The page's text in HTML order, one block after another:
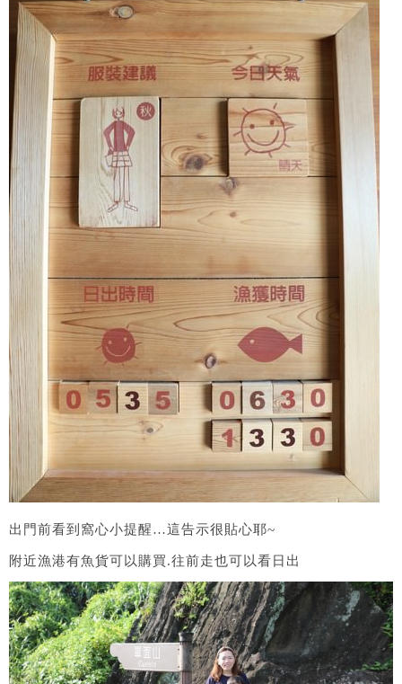
出門前看到窩心小提醒…這告示很貼心耶~
附近漁港有魚貨可以購買.往前走也可以看日出